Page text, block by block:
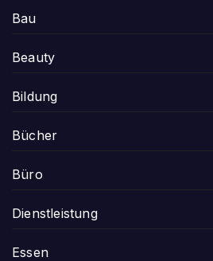
Bau
Beauty
Bildung
Bücher
Büro
Dienstleistung
Essen